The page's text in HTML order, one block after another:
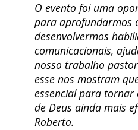
O evento foi uma
para aprofundarmos
desenvolvermos
comunicacionais,
nosso trabalho
esse nos mostram
essencial para tornar
de Deus ainda mais
Roberto.